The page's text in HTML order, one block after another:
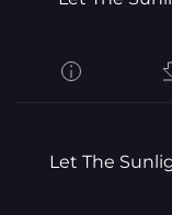
Let The